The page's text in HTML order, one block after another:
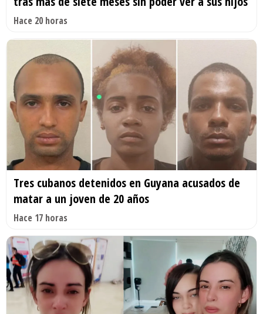
Hace 20 horas
Tres cubanos detenidos en Guyana acusados de
matar a un joven de 20 años
Hace 17 horas